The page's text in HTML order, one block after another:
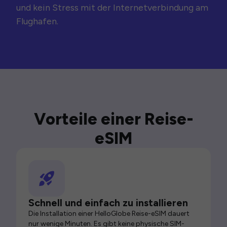
und kein Stress mit der Internetverbindung am
Flughafen.
Vorteile einer Reise-
eSIM
Schnell und einfach zu installieren
Die Installation einer HelloGlobe Reise-eSIM dauert
nur wenige Minuten. Es gibt keine physische SIM-